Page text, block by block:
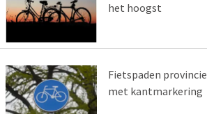
het hoogst
Fietspaden
met kantmarkering